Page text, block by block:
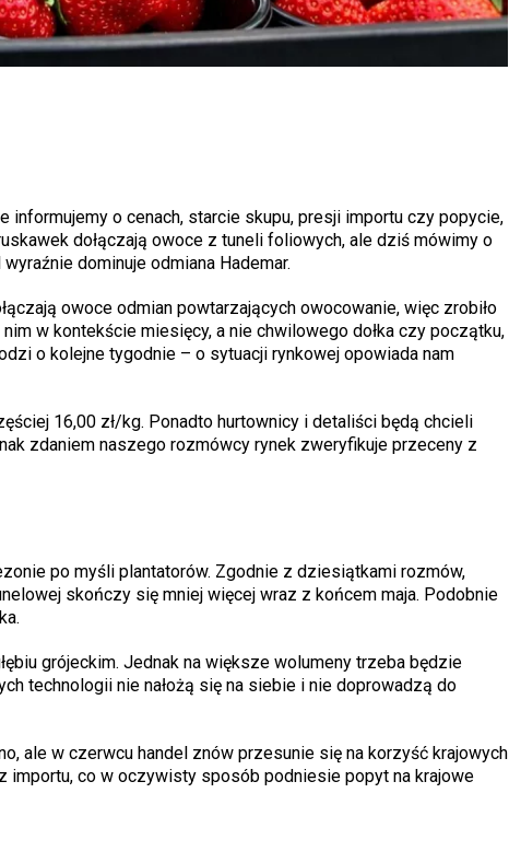
informujemy o cenach, starcie skupu, presji importu czy popycie,
dołączają owoce z tuneli foliowych, ale dziś mówimy o
dominuje odmiana Hademar.
owoce odmian powtarzających owocowanie, więc zrobiło
w kontekście miesięcy, a nie chwilowego dołka czy początku,
o kolejne tygodnie – o sytuacji rynkowej opowiada nam
16,00 zł/kg. Ponadto hurtownicy i detaliści będą chcieli
zdaniem naszego rozmówcy rynek zweryfikuje przeceny z
po myśli plantatorów. Zgodnie z dziesiątkami rozmów,
skończy się mniej więcej wraz z końcem maja. Podobnie
grójeckim. Jednak na większe wolumeny trzeba będzie
technologii nie nałożą się na siebie i nie doprowadzą do
ale w czerwcu handel znów przesunie się na korzyść krajowych
importu, co w oczywisty sposób podniesie popyt na krajowe